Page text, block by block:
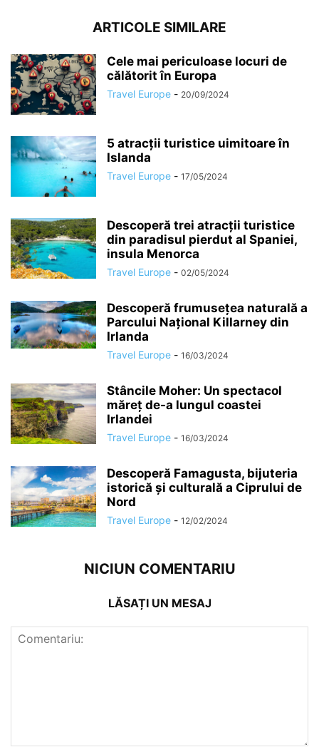
ARTICOLE SIMILARE
Cele mai periculoase locuri de
călătorit în Europa
Travel Europe - 20/09/2024
5 atracții turistice uimitoare în
Islanda
Travel Europe - 17/05/2024
Descoperă trei atracții turistice
din paradisul pierdut al Spaniei,
insula Menorca
Travel Europe - 02/05/2024
Descoperă frumusețea naturală a
Parcului Național Killarney din
Irlanda
Travel Europe - 16/03/2024
Stâncile Moher: Un spectacol
măreț de-a lungul coastei
Irlandei
Travel Europe - 16/03/2024
Descoperă Famagusta, bijuteria
istorică și culturală a Ciprului de
Nord
Travel Europe - 12/02/2024
NICIUN COMENTARIU
LĂSAȚI UN MESAJ